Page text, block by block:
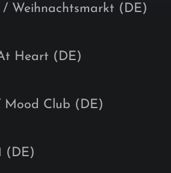
/ Weihnachtsmarkt (DE)
Heart (DE)
Mood Club (DE)
(DE)